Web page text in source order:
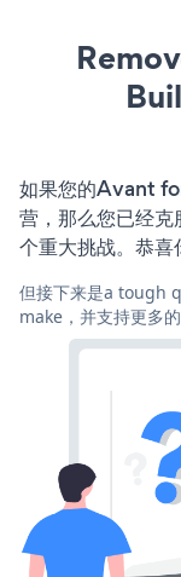
如果您的Avant
营，那么您已经
个重大挑战。恭喜
但接下来是a tough
make，并支持更多